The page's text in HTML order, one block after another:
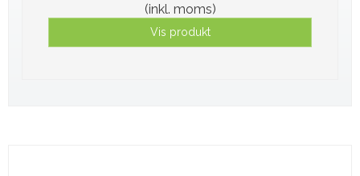
(inkl. moms)
Vis produkt